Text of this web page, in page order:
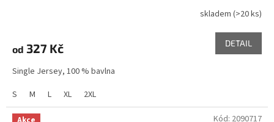
skladem (>20 ks)
od 327 Kč DETAIL
Single Jersey, 100 % bavlna
S
M L XL 2XL
Kód: 2090717